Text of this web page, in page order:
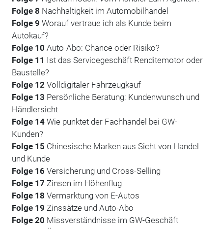
Folge 8 Nachhaltigkeit im Automobilhandel
Folge 9 Worauf vertraue ich als Kunde beim
Autokauf?
Folge 10 Auto-Abo: Chance oder Risiko?
Folge 11 Ist das Servicegeschäft Renditemotor oder
Baustelle?
Folge 12Volldigitaler Fahrzeugkauf
Folge 13 Persönliche Beratung: Kundenwunsch und
Händlersicht
Folge 14Wie punktet der Fachhandel bei GW-
Kunden?
Folge 15 Chinesische Marken aus Sicht von Handel
und Kunde
Folge 16 Versicherung und Cross-Selling
Folge 17 Zinsen im Höhenflug
Folge 18 Vermarktung von E-Autos
Folge 19 Zinssätze und Auto-Abo
Folge 20 Missverständnisse im GW-Geschäft